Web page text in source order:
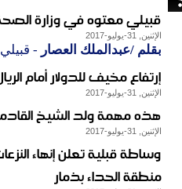
قبيلي معتوه في وزارة
الإثنين, 31-يوليو-2017
بقلم /عبدالملك العصار -
إرتفاع مخيف للدولار أمام
الإثنين, 31-يوليو-2017
هذه مهمة ولد الشيخ
الإثنين, 31-يوليو-2017
وساطة قبلية تعلن إنهاء
منطقة الحداء بذمار